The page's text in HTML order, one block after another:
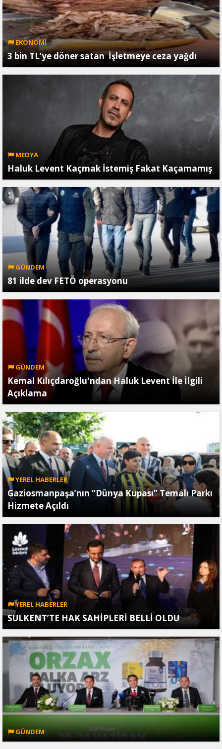
EKONOMİ
3 bin TL’ye döner satan İşletmeye ceza yağdı
MEDYA
Haluk Levent Kaçmak İstemiş Fakat Kaçamamış
GÜNDEM
81 ilde dev FETÖ operasyonu
GÜNDEM
Kemal Kılıçdaroğlu'ndan Haluk Levent İle İlgili
Açıklama
YEREL HABERLER
Gaziosmanpaşa’nın “Dünya Kupası” Temalı Parkı
Hizmete Açıldı
YEREL HABERLER
SULKENT’TE HAK SAHİPLERİ BELLİ OLDU
GÜNDEM